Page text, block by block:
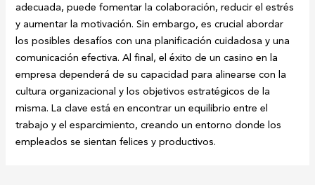
adecuada, puede fomentar la colaboración, reducir el estrés
y aumentar la motivación. Sin embargo, es crucial abordar
los posibles desafíos con una planificación cuidadosa y una
comunicación efectiva. Al final, el éxito de un casino en la
empresa dependerá de su capacidad para alinearse con la
cultura organizacional y los objetivos estratégicos de la
misma. La clave está en encontrar un equilibrio entre el
trabajo y el esparcimiento, creando un entorno donde los
empleados se sientan felices y productivos.